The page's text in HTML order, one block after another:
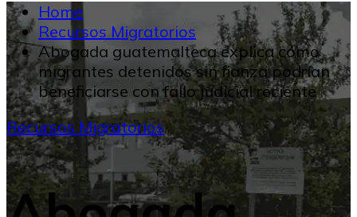
Home
Recursos Migratorios
Abogada guatemalteca explica cómo
migrantes detenidos sin fianza podrían
beneficiarse con fallo judicial reciente
Recursos Migratorios